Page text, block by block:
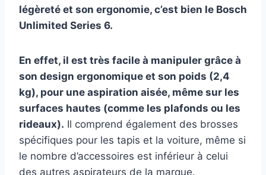
légèreté et son ergonomie, c’est bien le Bosch
Unlimited Series 6.
En effet, il est très facile à manipuler grâce à
son design ergonomique et son poids (2,4
kg), pour une aspiration aisée, même sur les
surfaces hautes (comme les plafonds ou les
rideaux). Il comprend également des brosses
spécifiques pour les tapis et la voiture, même si
le nombre d’accessoires est inférieur à celui
des autres aspirateurs de la marque.